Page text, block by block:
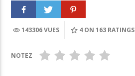
143306 VUES 4 ON 163 RATINGS
NOTEZ